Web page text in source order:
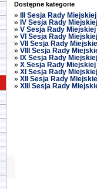
Dostępne kategorie
»
III Sesja Rady
» IV Sesja Rady
» V Sesja Rady
» VI Sesja Rady
» VII Sesja Rady
» VIII Sesja Rady
» IX Sesja Rady
» X Sesja Rady
» XI Sesja Rady
» XII Sesja Rady
» XIII Sesja Rady